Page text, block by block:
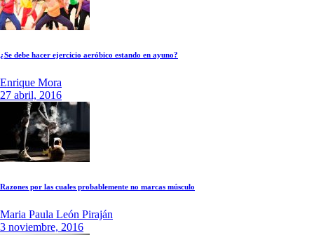
¿Se debe hacer ejercicio aeróbico estando en ayuno?
Enrique Mora
27 abril, 2016
Razones por las cuales probablemente no marcas músculo
Maria Paula León Piraján
3 noviembre, 2016